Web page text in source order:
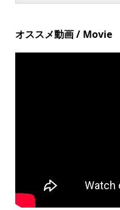
オススメ動画 / Movie